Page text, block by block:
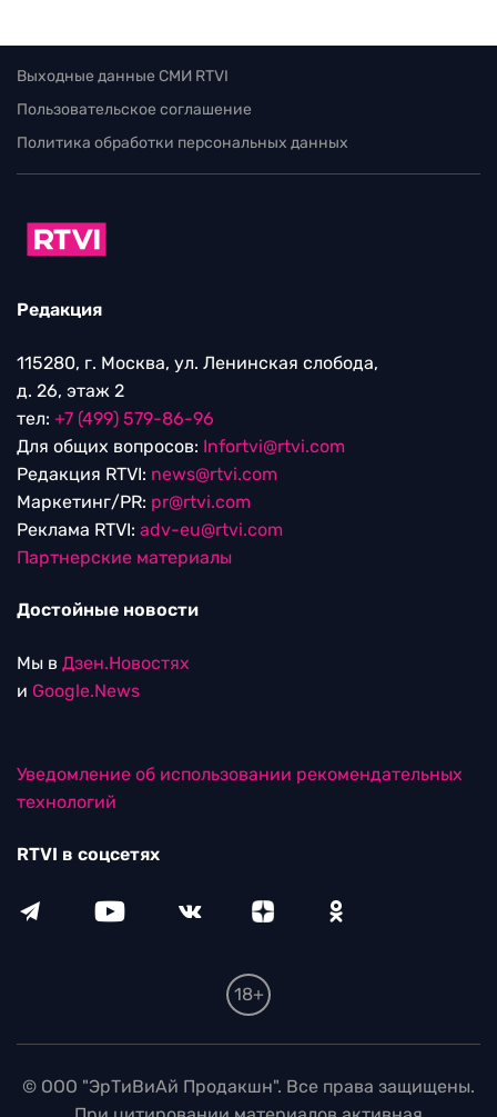
Выходные данные СМИ RTVI
Пользовательское соглашение
Политика обработки персональных данных
Редакция
115280, г. Москва, ул. Ленинская слобода,
д. 26, этаж 2
тел: +7 (499) 579-86-96
Для общих вопросов: Infortvi@rtvi.com
Редакция RTVI: news@rtvi.com
Маркетинг/PR: pr@rtvi.com
Реклама RTVI: adv-eu@rtvi.com
Партнерские материалы
Достойные новости
Мы в Дзен.Новостях
и Google.News
Уведомление об использовании рекомендательных
технологий
RTVI в соцсетях
18+
© ООО "ЭрТиВиАй Продакшн". Все права защищены.